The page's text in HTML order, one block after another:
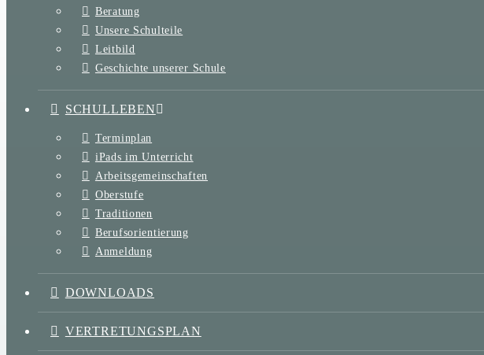
Beratung
Unsere Schulteile
Leitbild
Geschichte unserer Schule
SCHULLEBEN
Terminplan
iPads im Unterricht
Arbeitsgemeinschaften
Oberstufe
Traditionen
Berufsorientierung
Anmeldung
DOWNLOADS
VERTRETUNGSPLAN